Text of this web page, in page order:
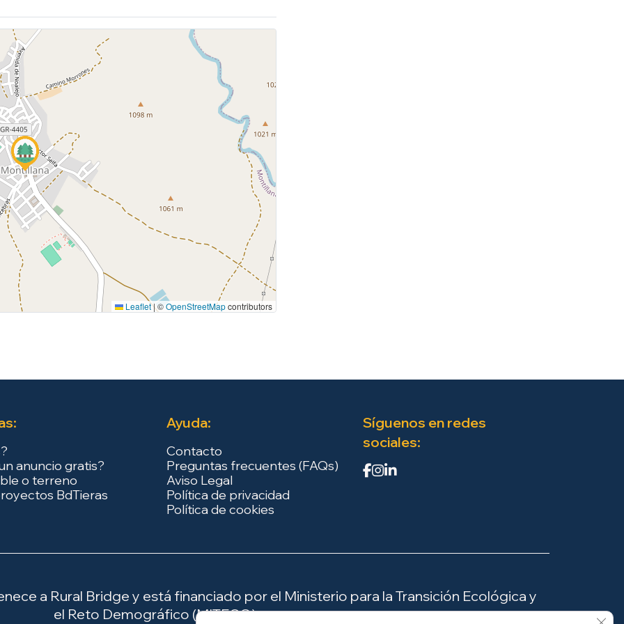
Leaflet|©OpenStreetMapcontributors
anuncio gratis?
o terreno
BdTieras
Ayuda:
Contacto
Preguntas frecuentes (FAQs)
Aviso Legal
Política de privacidad
Política de cookies
Síguenos en redes
sociales:
a Rural Bridge y está financiado por el Ministerio para la Transición Ecológica y
el Reto Demográfico (MITECO).